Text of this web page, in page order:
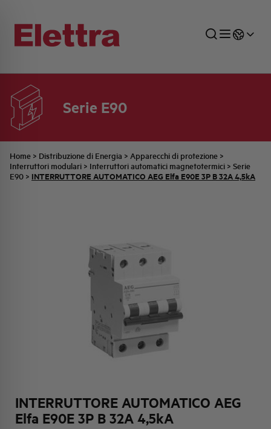
Serie E90
Home > Distribuzione di Energia > Apparecchi di protezione >
Interruttori modulari > Interruttori automatici magnetotermici > Serie
E90 > INTERRUTTORE AUTOMATICO AEG Elfa E90E 3P B 32A 4,5kA
INTERRUTTORE AUTOMATICO AEG
Elfa E90E 3P B 32A 4,5kA
SETTORI
INDUSTRIALE
DISTRIBUZIONE DI ENERGIA
AUTOMAZIONE INDUSTRIALE
RETE COMMERCIALE
UFFICIO TECNICO
PREVENTIVAZIONE
COMMESSE QUADRI
AZIENDA
FAMIGLIA BELLINI
IDENTITÀ AZIENDALE
ATTIVITÀ E MERCATI
TUTTE LE NEWS
ULTIME NOTIZIE ISTITUZIONALI
JOB CAREERS
PARTNER